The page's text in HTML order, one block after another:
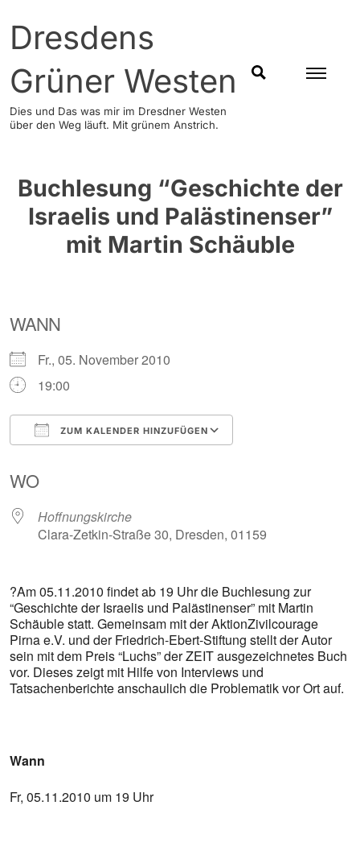
content
Dresdens
Grüner Westen
Dies und Das was mir im Dresdner Westen
über den Weg läuft. Mit grünem Anstrich.
SUCHEN
Buchlesung “Geschichte der
Israelis und Palästinenser”
mit Martin Schäuble
WANN
Fr., 05. November 2010
19:00
ZUM KALENDER HINZUFÜGEN
WO
Hoffnungskirche
Clara-Zetkin-Straße 30, Dresden, 01159
?Am 05.11.2010 findet ab 19 Uhr die Buchlesung zur
“Geschichte der Israelis und Palästinenser” mit Martin
Schäuble statt. Gemeinsam mit der AktionZivilcourage
Pirna e.V. und der Friedrich-Ebert-Stiftung stellt der Autor
sein mit dem Preis “Luchs” der ZEIT ausgezeichnetes Buch
vor. Dieses zeigt mit Hilfe von Interviews und
Tatsachenberichte anschaulich die Problematik vor Ort auf.
Wann
Fr, 05.11.2010 um 19 Uhr